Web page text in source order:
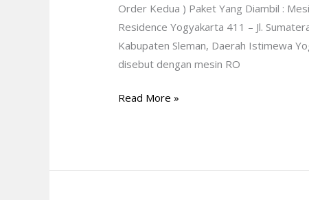
Order Kedua ) Paket Yang Diambil :
Residence Yogyakarta 411 – Jl.
Kabupaten Sleman, Daerah Istimewa
disebut dengan mesin RO
Read More »